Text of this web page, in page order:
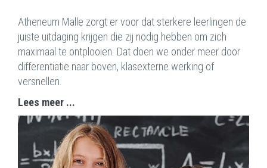
Atheneum Malle zorgt er voor dat sterkere leerlingen de
juiste uitdaging krijgen die zij nodig hebben om zich
maximaal te ontplooien. Dat doen we onder meer door
differentiatie naar boven, klasexterne werking of
versnellen.
Lees meer ...